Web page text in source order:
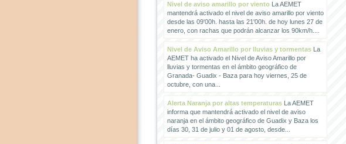
Nivel de aviso amarillo por vientoLa AEMET
mantendrá activado el nivel de aviso amarillo por viento
desde las 09'00h. hasta las 21'00h. de hoy lunes 27 de
enero, con rachas que podrán alcanzar los 90km/h....
Nivel de Aviso Amarillo por lluvias y tormentasLa
AEMET ha activado el Nivel de Aviso Amarillo por
lluvias y tormentas en el ámbito geográfico de
Granada- Guadix - Baza para hoy viernes, 25 de
octubre, con una...
Alerta Naranja por altas temperaturasLa AEMET
informa que mantendrá activado el nivel de aviso
naranja en el ámbito geográfico de Guadix y Baza los
días 30, 31 de julio y 01 de agosto, desde...